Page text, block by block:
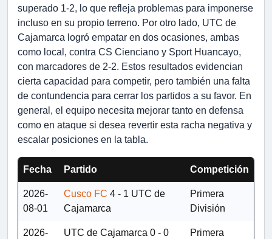
superado 1-2, lo que refleja problemas para imponerse
incluso en su propio terreno. Por otro lado, UTC de
Cajamarca logró empatar en dos ocasiones, ambas
como local, contra CS Cienciano y Sport Huancayo,
con marcadores de 2-2. Estos resultados evidencian
cierta capacidad para competir, pero también una falta
de contundencia para cerrar los partidos a su favor. En
general, el equipo necesita mejorar tanto en defensa
como en ataque si desea revertir esta racha negativa y
escalar posiciones en la tabla.
Fecha Partido Competición
2026-
08-01
Cusco FC 4 - 1 UTC de
Cajamarca
Primera
División
2026-
UTC de Cajamarca 0 - 0
Primera